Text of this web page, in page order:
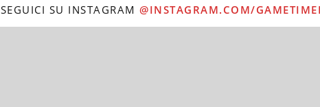
SEGUICI SU INSTAGRAM @INSTAGRAM.COM/